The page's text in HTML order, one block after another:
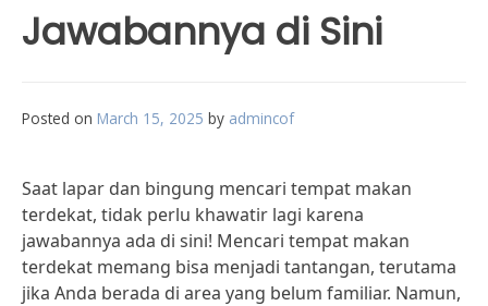
Jawabannya di Sini
Posted on March 15, 2025 by admincof
Saat lapar dan bingung mencari tempat makan
terdekat, tidak perlu khawatir lagi karena
jawabannya ada di sini! Mencari tempat makan
terdekat memang bisa menjadi tantangan, terutama
jika Anda berada di area yang belum familiar. Namun,